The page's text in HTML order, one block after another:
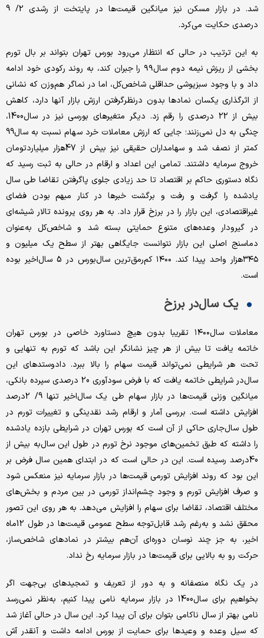
شد. در بازار مسکن نیز میانگین قیمت‌‌‌‌‌‌‌ها در پایتخت از رشدی 2/ 9
درصدی حکایت می‌‌‌‌‌‌کرد.
به این ترتیب در حالی که انتظار می‌‌‌‌‌‌‌رود بورس تهران بتواند بر بال تورم‌
بخشی از ریزش نیمه دوم سال‌۹۹ را جبران کند، به روند رکودی خود ادامه
داد و با وجود سبزپوشی حداقلی شاخص‌کل، اما در نماگر هم‌‌‌‌‌‌‌وزن که نشانی
از اثرگذاری یکسان نمادها بدون درنظر‌گرفتن ارزش بازار آنها دارد، کاهش
بیش از 22 درصدی را رقم زد. دیگر متغیرهای بورسی نیز در سال‌1400،
چنگی به دل نمی‌‌‌‌‌‌‌زنند؛ جایی که ارزش معاملات خرد سهام نسبت به سال‌99
کمتر از نصف شد و سهامداران حقیقی نیز بیش از 47‌هزار میلیارد‌تومان
خروج سرمایه داشتند. تمامی این اعداد و ارقام در حالی به ثبت رسید که
نگاه دستوری حاکم بر اقتصاد تا حد زیادی جلوی پا‌گرفتن تقاضا طی سال
‌یادشده را گرفت و رفت و برگشت خبرها در کنار مبهم بودن فضای
غیراقتصادی، این بازار را در برزخ قرار داد. به هر روی پرونده تالار شیشه‌‌‌‌‌‌‌ای
در گیرودار وعده‌‌‌‌‌‌های متنوع حمایتی بسته شد و شاخص‌کل به‌عنوان
دماسنج اصلی این بازار نتوانست جایگاهی بهتر از سطح یک میلیون و
۳۴۵‌هزار واحد پیدا کند. ۱۴۰۰ کم‌‌‌‌‌‌‌رمق‌‌‌‌‌‌ترین سال‌بورس در 5 سال‌اخیر بوده
است.
یک سال‌در برزخ
معاملات سال‌۱۴۰۰ تقریبا بدون هیچ دستاورد خاصی در بورس تهران
خاتمه یافت تا بیش از هر چیز نشانگر این باشد که تورم به تنهایی و
تحت هر شرایطی نمی‌‌‌‌‌‌تواند قیمت سهام را بالا ببرد. دادوستدهای این
سال‌در شرایطی خاتمه یافت که با فرض سودآوری 20 درصدی سپرده بانکی،
میانگین وزنی قیمت‌‌‌‌‌‌ها در بازار سهام طی یک سال‌اخیر تنها 9/ 2‌درصد
افزایش داشته است. بررسی آمار و ارقام رشد نقدینگی و تغییرات تورم در
طول سال‌جاری حاکی از آن است که بورس تهران در شرایطی بازده یاد‌‌‌‌‌‌شده
را داشته که طبق تخمین‌‌‌‌‌‌‌های موجود نرخ تورم در طول این سال‌به بیش از
40‌درصد رسیده است. این در حالی است که در ابتدای همین سال ‌فرض بر
این بود که روند افزایش تورمی قیمت‌‌‌‌‌‌‌ها در بازار سرمایه نیز منعکس شود
و صرف افزایش تورم و وجود چشم‌‌‌‌‌‌انداز تورمی در بین مردم و بخش‌‌‌‌‌‌های
مختلف اقتصاد، تقاضا برای سهام را افزایش می‌‌‌‌‌‌دهد. به هر روی این تصور
محقق نشد و به‌رغم رشد قابل‌توجه سطح عمومی قیمت‌‌‌‌‌‌ها در طول 12‌ماه
اخیر، به جز چند نوسان دوره‌‌‌‌‌‌ای آن‌هم بیشتر در نمادهای شاخص‌‌‌‌‌‌ساز،
حرکت رو به بالایی برای قیمت‌‌‌‌‌‌ها در بازار سرمایه رخ نداد.
در یک نگاه منصفانه و به دور از تعریف و تمجیدهای بی‌‌‌‌‌‌جهت اگر
بخواهیم برای سال‌1400 در بازار سرمایه نامی پیدا کنیم، به‌نظر نمی‌‌‌‌‌‌رسد
نامی بهتر از سال ‌ناکامی بتوان برای آن پیدا کرد. این سال ‌در حالی آغاز شد
که سیل وعده‌ و وعیدها برای حمایت از بورس ادامه داشت و آنقدر آش